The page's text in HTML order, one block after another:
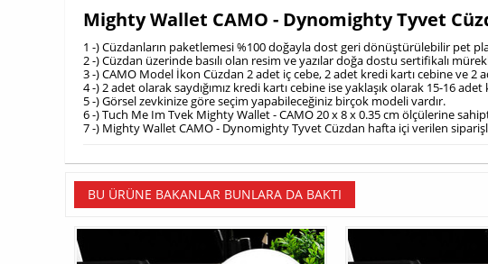
Mighty Wallet CAMO - Dynomighty Tyvet
1 -) Cüzdanların paketlemesi %100 doğayla dost geri dönüştürülebilir pet
2 -) Cüzdan üzerinde basılı olan resim ve yazılar doğa dostu sertifikalı
3 -) CAMO Model İkon Cüzdan 2 adet iç cebe, 2 adet kredi kartı cebine ve
4 -) 2 adet olarak saydığımız kredi kartı cebine ise yaklaşık olarak 15-16
5 -) Görsel zevkinize göre seçim yapabileceğiniz birçok modeli vardır.
6 -) Tuch Me Im Tvek Mighty Wallet - CAMO 20 x 8 x 0.35 cm ölçülerine
7 -) Mighty Wallet CAMO - Dynomighty Tyvet Cüzdan hafta içi verilen
BU ÜRÜNE BAKANLAR BUNLARA DA BAKTI